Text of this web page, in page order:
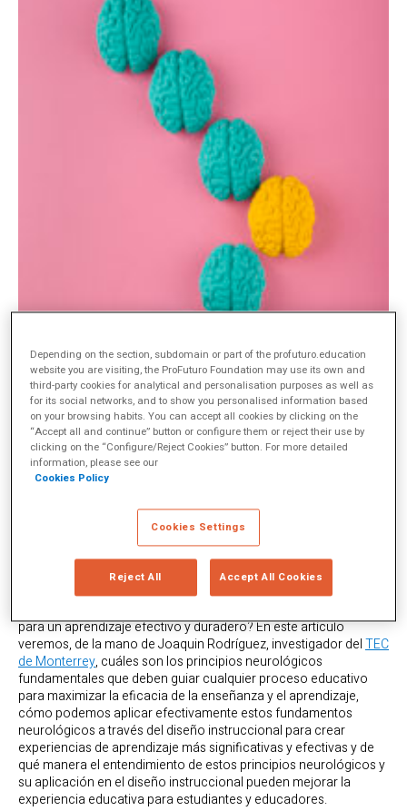
¿Te has preguntado alguna vez por qué tu hijo se sabe al dedillo
toda la discografía de su cantante favorito y es incapaz de
recordar la tabla de 8? ¿Por qué algunas cosas de las que
aprendemos permanecen con nosotros para siempre y otras se
para un aprendizaje efectivo y duradero? En este artículo
veremos, de la mano de Joaquin Rodríguez, investigador delTEC
de Monterrey, cuáles son los principios neurológicos
fundamentales que deben guiar cualquier proceso educativo
para maximizar la eficacia de la enseñanza y el aprendizaje,
cómo podemos aplicar efectivamente estos fundamentos
neurológicos a través del diseño instruccional para crear
experiencias de aprendizaje más significativas y efectivas y de
qué manera el entendimiento de estos principios neurológicos y
su aplicación en el diseño instruccional pueden mejorar la
experiencia educativa para estudiantes y educadores.
Depending on the section, subdomain or part of the profuturo.education
website you are visiting, the ProFuturo Foundation may use its own and
third-party cookies for analytical and personalisation purposes as well as
for its social networks, and to show you personalised information based
on your browsing habits. You can accept all cookies by clicking on the
“Accept all and continue” button or configure them or reject their use by
clicking on the “Configure/Reject Cookies” button. For more detailed
information, please see our
Cookies Policy
Cookies Settings
Reject All Accept All Cookies